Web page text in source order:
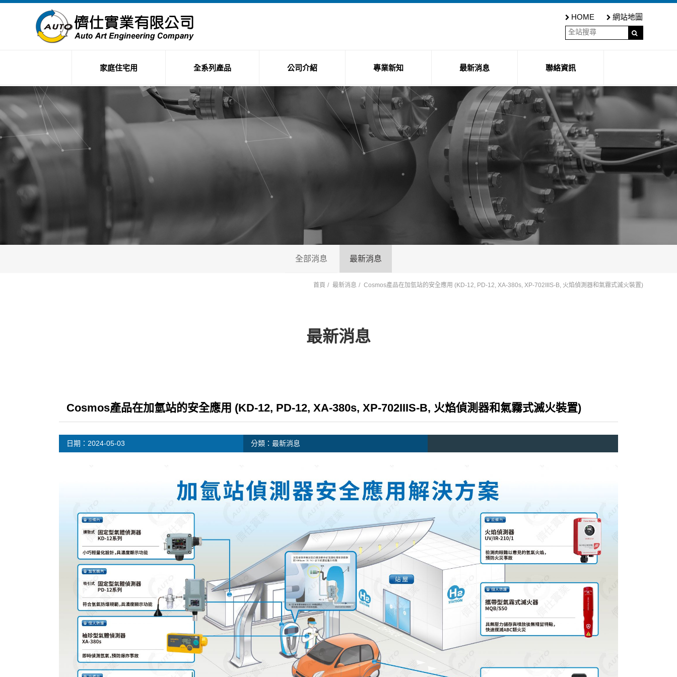
HOME 網站地圖
家庭住宅用 全系列產品 公司介紹 專業新知 最新消息 聯絡資訊
全部消息 最新消息
首頁 最新消息 Cosmos產品在加氫站的安全應用 (KD-12, PD-12, XA-380s, XP-702IIIS-B, 火焰偵測器和氣霧式滅火裝置)
最新消息
Cosmos產品在加氫站的安全應用 (KD-12, PD-12, XA-380s, XP-702IIIS-B, 火焰偵測器和氣霧式滅火裝置)
日期： 2024-05-03 分類：最新消息